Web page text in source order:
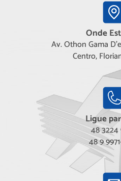
Onde
Av. Othon Gama
Centro,
Ligue
48 3224
48 9